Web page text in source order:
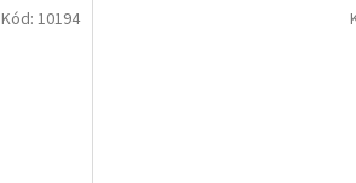
Kód: 10194